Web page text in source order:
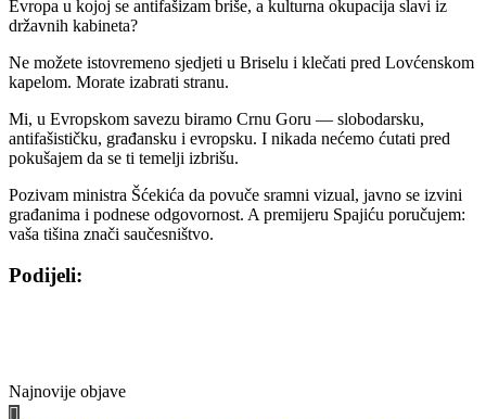
Evropa u kojoj se antifašizam briše, a kulturna okupacija slavi iz
državnih kabineta?
Ne možete istovremeno sjedjeti u Briselu i klečati pred Lovćenskom
kapelom. Morate izabrati stranu.
Mi, u Evropskom savezu biramo Crnu Goru — slobodarsku,
antifašističku, građansku i evropsku. I nikada nećemo ćutati pred
pokušajem da se ti temelji izbrišu.
Pozivam ministra Šćekića da povuče sramni vizual, javno se izvini
građanima i podnese odgovornost. A premijeru Spajiću poručujem:
vaša tišina znači saučesništvo.
Podijeli:
Najnovije objave